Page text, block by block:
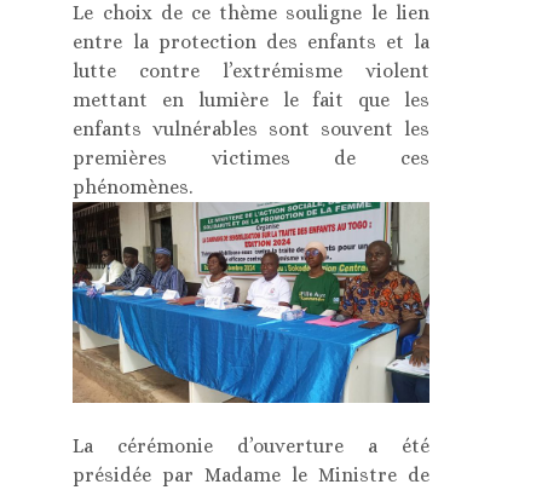
Le choix de ce thème souligne le lien
entre la protection des enfants et la
lutte contre l’extrémisme violent
mettant en lumière le fait que les
enfants vulnérables sont souvent les
premières victimes de ces
phénomènes.
La cérémonie d’ouverture a été
présidée par Madame le Ministre de